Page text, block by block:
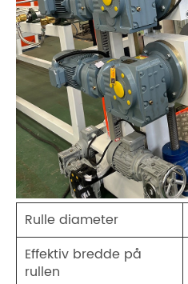
Rulle diameter
Effektiv bredde på
rullen